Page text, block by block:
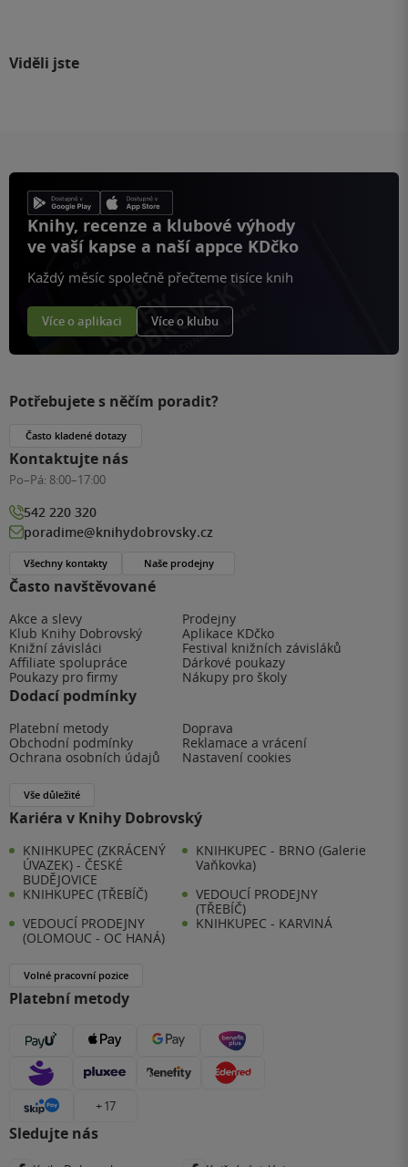
Viděli jste
Knihy, recenze a klubové výhody
ve vaší kapse a naší appce KDčko
Každý měsíc společně přečteme tisíce knih
Více o aplikaci Více o klubu
Často navštěvované
Akce a slevy
Prodejny
Klub Knihy Dobrovský
Aplikace KDčko
Knižní závisláci
Festival knižních závisláků
Affiliate spolupráce
Dárkové poukazy
Poukazy pro firmy
Nákupy pro školy
Dodací podmínky
Platební metody
Doprava
Obchodní podmínky
Reklamace a vrácení
Ochrana osobních údajů
Nastavení cookies
Vše důležité
Kariéra v Knihy Dobrovský
KNIHKUPEC (ZKRÁCENÝ
ÚVAZEK) - ČESKÉ
BUDĚJOVICE
KNIHKUPEC - BRNO (Galerie
Vaňkovka)
KNIHKUPEC (TŘEBÍČ)
VEDOUCÍ PRODEJNY
(TŘEBÍČ)
VEDOUCÍ PRODEJNY
(OLOMOUC - OC HANÁ)
KNIHKUPEC - KARVINÁ
Volné pracovní pozice
Platební metody
+ 17
Sledujte nás
Potřebujete s něčím poradit?
Často kladené dotazy
Kontaktujte nás
Po–Pá: 8:00–17:00
542 220 320
poradime@knihydobrovsky.cz
Všechny kontakty Naše prodejny